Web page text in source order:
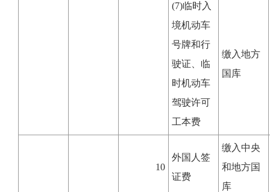
(7)临时入
境机动车
号牌和行
驶证、临
时机动车
驾驶许可
工本费
缴入地方
国库
10
外国人签
证费
缴入中央
和地方国
库